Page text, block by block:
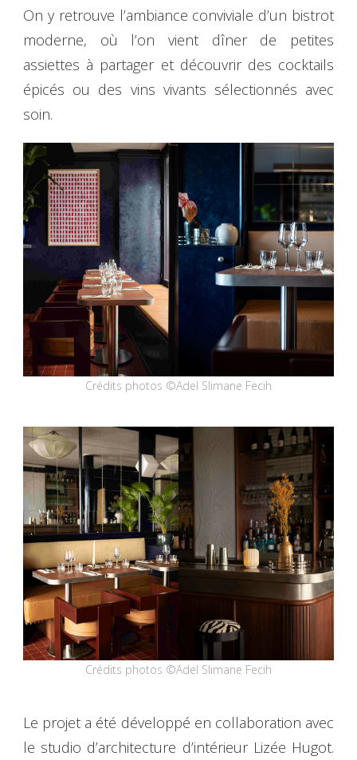
On y retrouve l’ambiance conviviale d’un bistrot
moderne, où l’on vient dîner de petites
assiettes à partager et découvrir des cocktails
épicés ou des vins vivants sélectionnés avec
soin.
Crédits photos ©Adel Slimane Fecih
Crédits photos ©Adel Slimane Fecih
Le projet a été développé en collaboration avec
le studio d’architecture d’intérieur Lizée Hugot.